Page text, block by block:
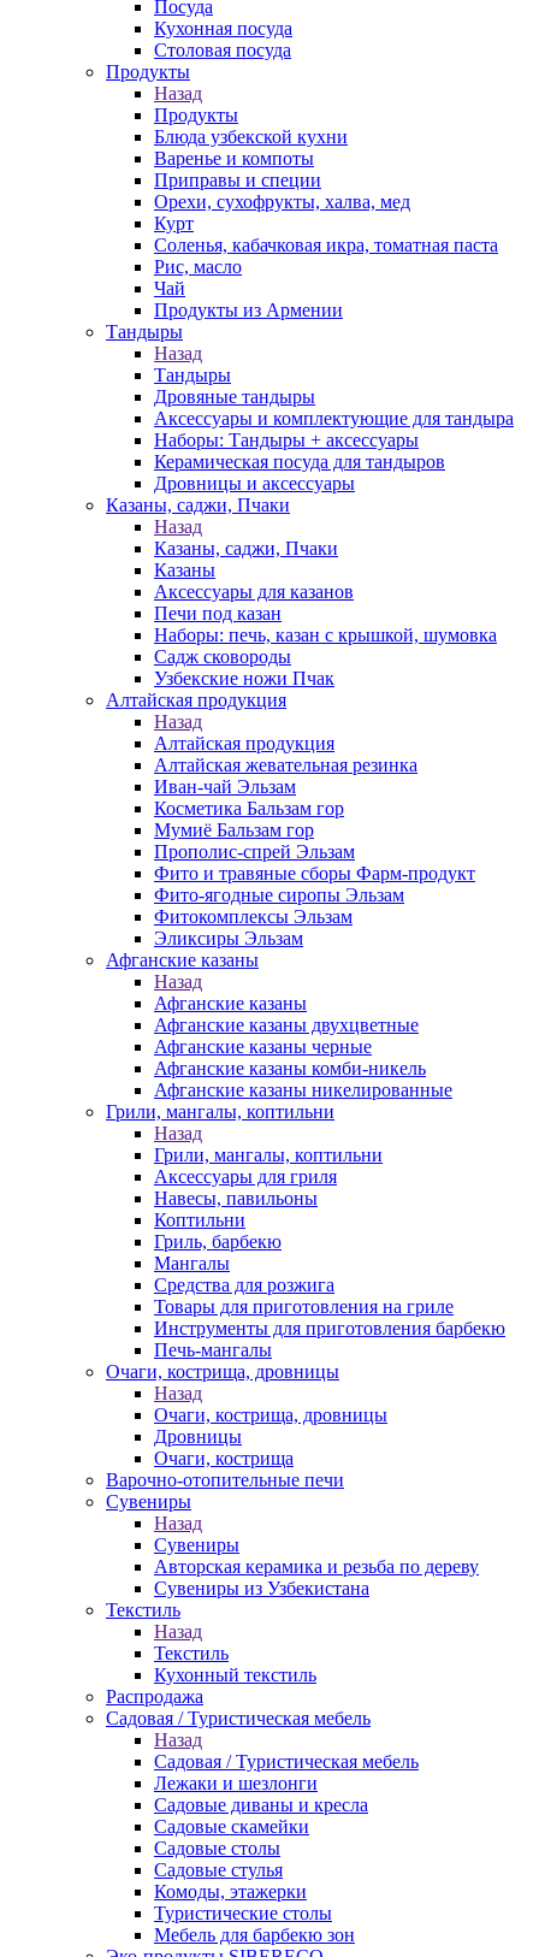
Посуда
Кухонная посуда
Столовая посуда
Продукты
Назад
Продукты
Блюда узбекской кухни
Варенье и компоты
Приправы и специи
Орехи, сухофрукты, халва, мед
Курт
Соленья, кабачковая икра, томатная паста
Рис, масло
Чай
Продукты из Армении
Тандыры
Назад
Тандыры
Дровяные тандыры
Аксессуары и комплектующие для тандыра
Наборы: Тандыры + аксессуары
Керамическая посуда для тандыров
Дровницы и аксессуары
Казаны, саджи, Пчаки
Назад
Казаны, саджи, Пчаки
Казаны
Аксессуары для казанов
Печи под казан
Наборы: печь, казан с крышкой, шумовка
Садж сковороды
Узбекские ножи Пчак
Алтайская продукция
Назад
Алтайская продукция
Алтайская жевательная резинка
Иван-чай Эльзам
Косметика Бальзам гор
Мумиё Бальзам гор
Прополис-спрей Эльзам
Фито и травяные сборы Фарм-продукт
Фито-ягодные сиропы Эльзам
Фитокомплексы Эльзам
Эликсиры Эльзам
Афганские казаны
Назад
Афганские казаны
Афганские казаны двухцветные
Афганские казаны черные
Афганские казаны комби-никель
Афганские казаны никелированные
Грили, мангалы, коптильни
Назад
Грили, мангалы, коптильни
Аксессуары для гриля
Навесы, павильоны
Коптильни
Гриль, барбекю
Мангалы
Средства для розжига
Товары для приготовления на гриле
Инструменты для приготовления барбекю
Печь-мангалы
Очаги, кострища, дровницы
Назад
Очаги, кострища, дровницы
Дровницы
Очаги, кострища
Варочно-отопительные печи
Сувениры
Назад
Сувениры
Авторская керамика и резьба по дереву
Сувениры из Узбекистана
Текстиль
Назад
Текстиль
Кухонный текстиль
Распродажа
Садовая / Туристическая мебель
Назад
Садовая / Туристическая мебель
Лежаки и шезлонги
Садовые диваны и кресла
Садовые скамейки
Садовые столы
Садовые стулья
Комоды, этажерки
Туристические столы
Мебель для барбекю зон